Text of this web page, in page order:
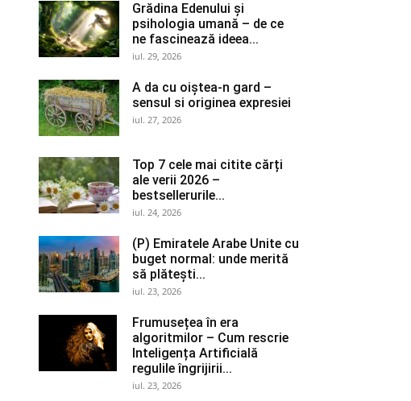
Grădina Edenului și
psihologia umană – de ce
ne fascinează ideea...
iul. 29, 2026
A da cu oiștea-n gard –
sensul si originea expresiei
iul. 27, 2026
Top 7 cele mai citite cărți
ale verii 2026 –
bestsellerurile...
iul. 24, 2026
(P) Emiratele Arabe Unite cu
buget normal: unde merită
să plătești...
iul. 23, 2026
Frumusețea în era
algoritmilor – Cum rescrie
Inteligența Artificială
regulile îngrijirii...
iul. 23, 2026